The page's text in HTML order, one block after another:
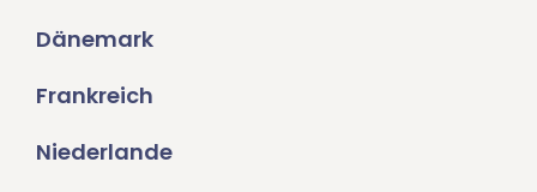
Dänemark
Frankreich
Niederlande